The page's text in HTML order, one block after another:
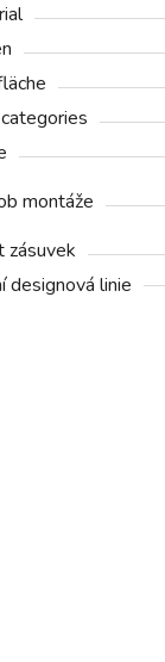
montáže
zásuvek
designová linie